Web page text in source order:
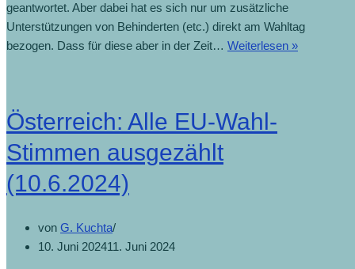
geantwortet. Aber dabei hat es sich nur um zusätzliche
Unterstützungen von Behinderten (etc.) direkt am Wahltag
bezogen. Dass für diese aber in der Zeit… Weiterlesen »
Österreich: Alle EU-Wahl-
Stimmen ausgezählt
(10.6.2024)
von G. Kuchta
10. Juni 202411. Juni 2024